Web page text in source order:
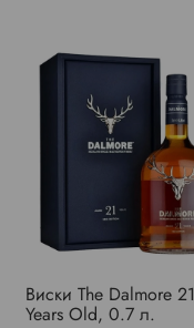
Виски The Dalmore 21
Years Old, 0.7 л.